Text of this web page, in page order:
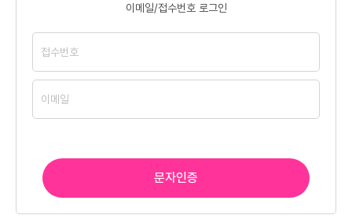
이메일/접수번호 로그인
문자인증